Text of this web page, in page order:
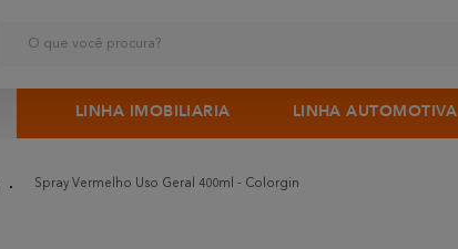
LINHA IMOBILIARIA LINHA AUTOMOTIVA
Spray Vermelho Uso Geral 400ml - Colorgin